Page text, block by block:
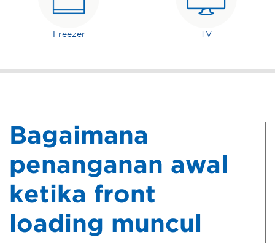
Freezer TV
Bagaimana
penanganan awal
ketika front
loading muncul